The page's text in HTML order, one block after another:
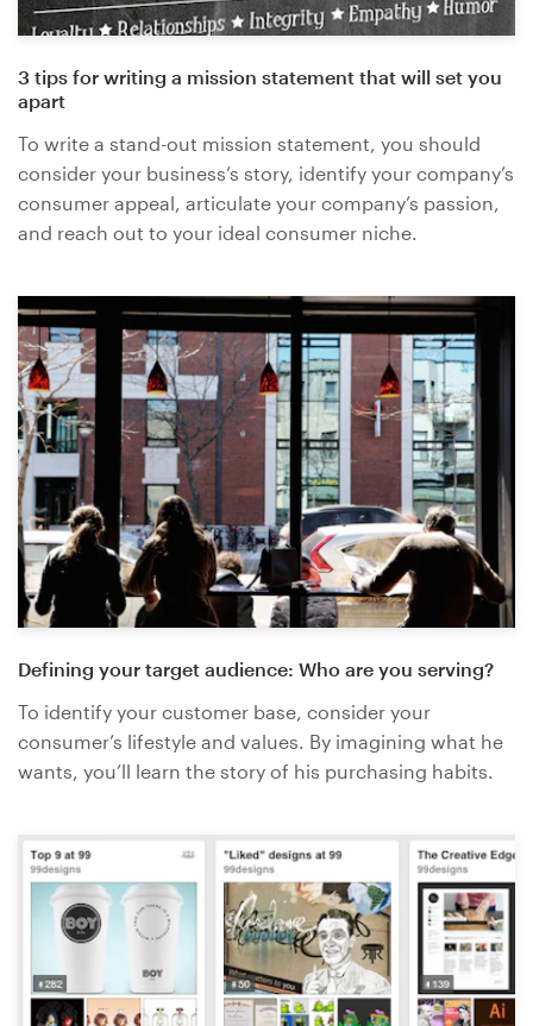
3 tips for writing a mission statement that will set you
apart
To write a stand-out mission statement, you should
consider your business’s story, identify your company’s
consumer appeal, articulate your company’s passion,
and reach out to your ideal consumer niche.
Defining your target audience: Who are you serving?
To identify your customer base, consider your
consumer’s lifestyle and values. By imagining what he
wants, you’ll learn the story of his purchasing habits.